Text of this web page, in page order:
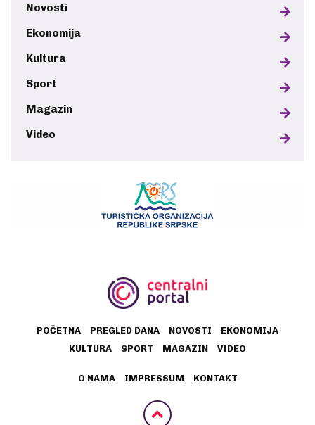
Novosti
Ekonomija
Kultura
Sport
Magazin
Video
POČETNA PREGLED DANA NOVOSTI
EKONOMIJA
KULTURA
SPORT MAGAZIN VIDEO
O NAMA IMPRESSUM KONTAKT